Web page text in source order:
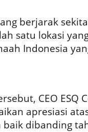
berjarak
satu lokasi
Indonesia
CEO ESQ
apresiasi
dibanding